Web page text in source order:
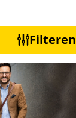
Filteren